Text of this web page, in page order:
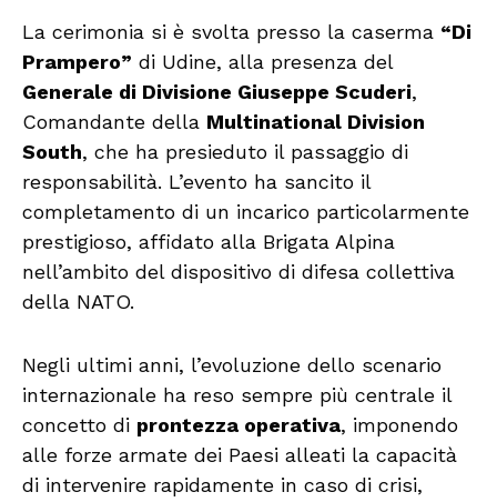
La cerimonia si è svolta presso la caserma “Di
Prampero” di Udine, alla presenza del
Generale di Divisione Giuseppe Scuderi,
Comandante della Multinational Division
South, che ha presieduto il passaggio di
responsabilità. L’evento ha sancito il
completamento di un incarico particolarmente
prestigioso, affidato alla Brigata Alpina
nell’ambito del dispositivo di difesa collettiva
della NATO.
Negli ultimi anni, l’evoluzione dello scenario
internazionale ha reso sempre più centrale il
concetto di prontezza operativa, imponendo
alle forze armate dei Paesi alleati la capacità
di intervenire rapidamente in caso di crisi,